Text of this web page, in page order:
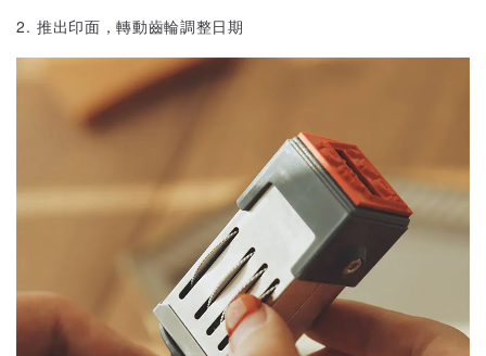
2. 推出印面，轉動齒輪調整日期